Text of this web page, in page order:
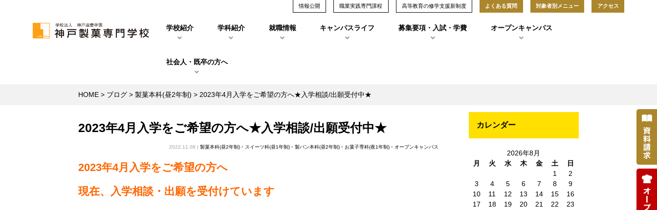
情報公開 職業実践専門課程 高等教育の修学支援新制度 よくある質問 対象者別メニュー アクセス
学校紹介 学科紹介 就職情報 キャンパスライフ 募集要項・入試・学費 オープンキャンパス
社会人・既卒の方へ
HOME > ブログ >製菓本科(昼2年制) >2023年4月入学をご希望の方へ★入学相談/出願受付中★
2023年4月入学をご希望の方へ★入学相談/出願受付中★
2022.11.08 |製菓本科(昼2年制) • スイーツ科(昼1年制) •製パン本科(昼2年制) •お菓子専科(夜1年制) •オープンキャンパス
2023年4月入学をご希望の方へ
現在、入学相談・出願を受付けています
カレンダー
2026年8月
月
火 水 木 金 土
日
1
2
3
4 5 6 7 8
9
10
11 12 13 14 15
16
17
18 19 20 21 22
23